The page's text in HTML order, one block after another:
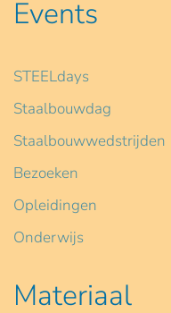
Events
STEELdays
Staalbouwdag
Staalbouwwedstrijden
Bezoeken
Opleidingen
Onderwijs
Materiaal